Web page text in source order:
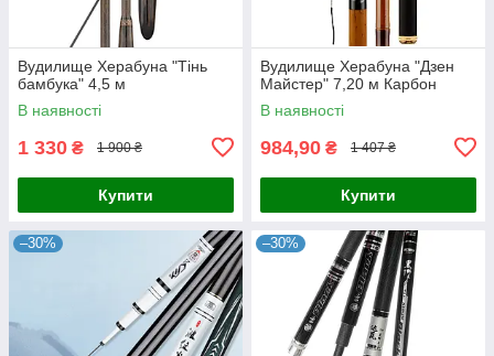
Вудилище Херабуна "Тінь
бамбука" 4,5 м
В наявності
1 330 ₴ 1 900 ₴
Купити
Вудилище Херабуна "Дзен
Майстер" 7,20 м Карбон
В наявності
984,90 ₴ 1 407 ₴
Купити
–30% –30%